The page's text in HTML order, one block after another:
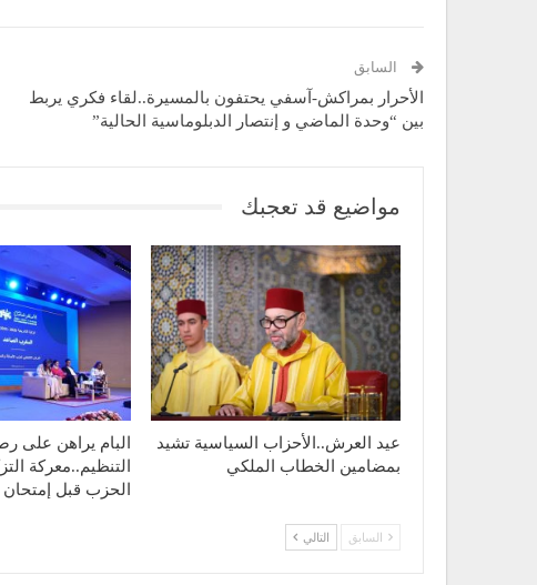
السابق
الأحرار بمراكش-آسفي يحتفون بالمسيرة..لقاء فكري يربط
بين “وحدة الماضي و إنتصار الدبلوماسية الحالية”
مواضيع قد تعجبك
عيد العرش..الأحزاب السياسية تشيد
بمضامين الخطاب الملكي
البام يراهن على
التنظيم..معركة
الحزب قبل إمتحان
السابق التالي